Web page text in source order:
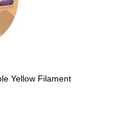
Yellow Filament